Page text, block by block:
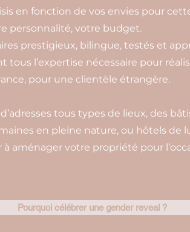
en fonction de vos envies pour
personnalité, votre budget.
prestigieux, bilingue, testés et
tous l’expertise nécessaire pour
pour une clientèle étrangère.
tous types de lieux, des
en pleine nature, ou hôtels de
aménager votre propriété pour
Pourquoi célébrer une gender reveal ?